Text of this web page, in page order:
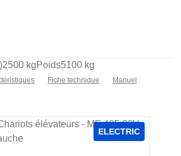
2500 kgPoids5100 kg
Fiche technique Manuel
d'images
ELECTRIC